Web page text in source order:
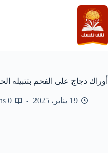
التجاوز
إلى
المحتوى
أوراك دجاج على الفحم بتتبيله
19 يناير، 2025 0 mins